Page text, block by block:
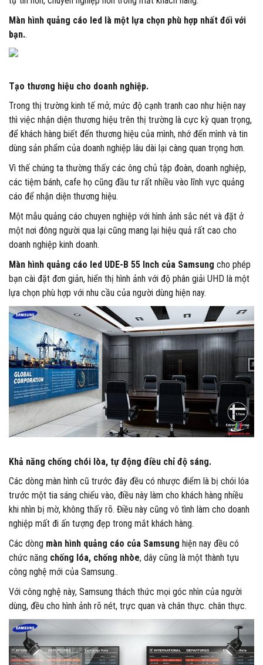
Màn hình quảng cáo led là một lựa chọn phù hợp nhất đối với
bạn..
Tạo thương hiệu cho doanh nghiệp.
Trong thị trường kinh tế mở, mức độ cạnh tranh cao như hiện nay
thì việc nhận diện thương hiệu trên thị trường là cực kỳ quan trọng,
để khách hàng biết đến thương hiệu của mình, nhớ đến mình và tin
dùng sản phẩm của doanh nghiệp lâu dài lại càng quan trọng hơn.
Vì thế chúng ta thường thấy các ông chủ tập đoàn, doanh nghiệp,
các tiệm bánh, cafe họ cũng đầu tư rất nhiều vào lĩnh vực quảng
cáo để nhận diện thương hiệu.
Một mẫu quảng cáo chuyen nghiệp với hình ảnh sắc nét và đặt ở
một nơi đông người qua lại cũng mang lại hiệu quả rất cao cho
doanh nghiệp kinh doanh.
Màn hình quảng cáo led UDE-B 55 Inch của Samsung cho phép
bạn cài đặt đơn giản, hiển thị hình ảnh với độ phân giải UHD là một
lựa chọn phù hợp với nhu cầu của người dùng hiện nay.
Khả năng chống chói lòa, tự động điều chỉ độ sáng.
Các dòng màn hình cũ trước đây đều có nhược điểm là bị chói lóa
trước một tia sáng chiếu vào, điều này làm cho khách hàng nhiều
khi nhìn bị mờ, không thấy rõ. Điều này cũng vô tình làm cho doanh
nghiệp mất đi ấn tượng đẹp trong mắt khách hàng.
Các dòng màn hình quảng cáo của Samsung hiện nay đều có
chức năng chống lóa, chống nhòe, dây cũng là một thành tựu
công nghệ mới của Samsung..
Với công nghệ này, Samsung thách thức mọi góc nhìn của người
dùng, đều cho hình ảnh rõ nét, trực quan và chân thực. chân thực.